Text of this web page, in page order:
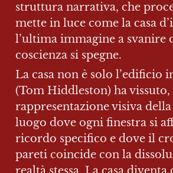
struttura narrativa, che
mette in luce come la casa
l’ultima immagine a svanire
coscienza si spegne.
La casa non è solo l’edificio
(Tom Hiddleston) ha vissuto,
rappresentazione visiva
luogo dove ogni finestra si
ricordo specifico e dove il
pareti coincide con la